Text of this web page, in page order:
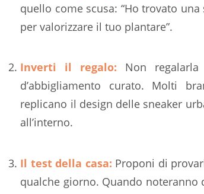
quello come scusa: “Ho trovato
per valorizzare il tuo plantare”.
Inverti il regalo: Non
d’abbigliamento curato. Molti
replicano il design delle sneaker
all’interno.
Il test della casa: Proponi di
qualche giorno. Quando noteranno